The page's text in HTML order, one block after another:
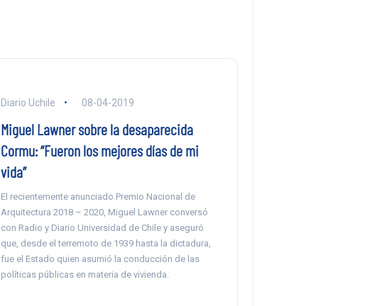
Diario Uchile 08-04-2019
Miguel Lawner sobre la desaparecida
Cormu: “Fueron los mejores días de mi
vida”
El recientemente anunciado Premio Nacional de
Arquitectura 2018 – 2020, Miguel Lawner conversó
con Radio y Diario Universidad de Chile y aseguró
que, desde el terremoto de 1939 hasta la dictadura,
fue el Estado quien asumió la conducción de las
políticas públicas en materia de vivienda.